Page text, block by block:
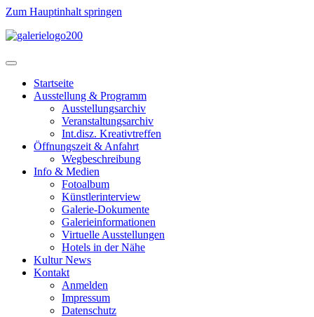
Zum Hauptinhalt springen
Startseite
Ausstellung & Programm
Ausstellungsarchiv
Veranstaltungsarchiv
Int.disz. Kreativtreffen
Öffnungszeit & Anfahrt
Wegbeschreibung
Info & Medien
Fotoalbum
Künstlerinterview
Galerie-Dokumente
Galerieinformationen
Virtuelle Ausstellungen
Hotels in der Nähe
Kultur News
Kontakt
Anmelden
Impressum
Datenschutz